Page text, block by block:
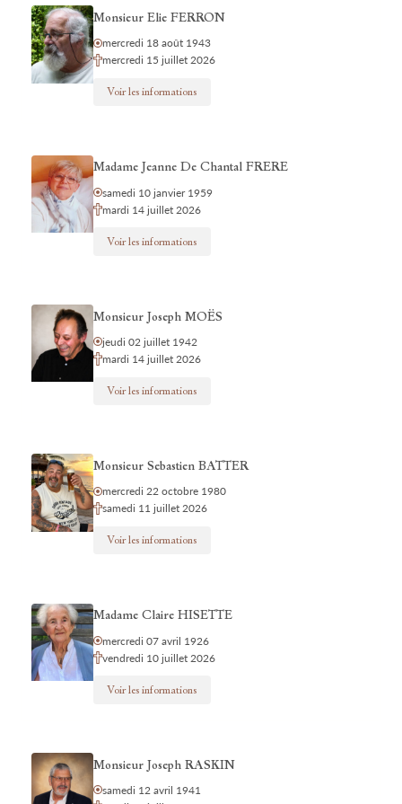
Monsieur Elie FERRON
mercredi 18 août 1943
mercredi 15 juillet 2026
Voir les informations
Madame Jeanne De Chantal FRERE
samedi 10 janvier 1959
mardi 14 juillet 2026
Voir les informations
Monsieur Joseph MOËS
jeudi 02 juillet 1942
mardi 14 juillet 2026
Voir les informations
Monsieur Sebastien BATTER
mercredi 22 octobre 1980
samedi 11 juillet 2026
Voir les informations
Madame Claire HISETTE
mercredi 07 avril 1926
vendredi 10 juillet 2026
Voir les informations
Monsieur Joseph RASKIN
samedi 12 avril 1941